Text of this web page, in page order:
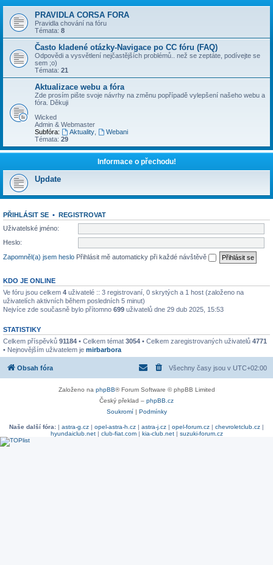
PRAVIDLA CORSA FORA
Pravidla chování na fóru
Témata: 8
Často kladené otázky-Navigace po CC fóru (FAQ)
Odpovědi a vysvětlení nejčastějších problémů.. než se zeptáte, podívejte se
sem ;o)
Témata: 21
Aktualizace webu a fóra
Zde prosím pište svoje návrhy na změnu popřípadě vylepšení našeho webu a
fóra. Děkuji
Wicked
Admin & Webmaster
Subfóra:
Aktuality,
Webani
Témata: 29
Informace o přechodu!
Update
PŘIHLÁSIT SE • REGISTROVAT
Uživatelské jméno:
Heslo:
Zapomněl(a) jsem heslo Přihlásit mě automaticky při každé návštěvě
KDO JE ONLINE
Ve fóru jsou celkem 4 uživatelé :: 3 registrovaní, 0 skrytých a 1 host (založeno na
uživatelích aktivních během posledních 5 minut)
Nejvíce zde současně bylo přítomno 699 uživatelů dne 29 dub 2025, 15:53
STATISTIKY
Celkem příspěvků 91184 • Celkem témat 3054 • Celkem zaregistrovaných uživatelů 4771
• Nejnovějším uživatelem je mirbarbora
Obsah fóra Všechny časy jsou v UTC+02:00
Založeno na phpBB® Forum Software © phpBB Limited
Český překlad – phpBB.cz
Soukromí| Podmínky
Naše další fóra: | astra-g.cz | opel-astra-h.cz | astra-j.cz | opel-forum.cz | chevroletclub.cz |
hyundaiclub.net| club-fiat.com| kia-club.net| suzuki-forum.cz